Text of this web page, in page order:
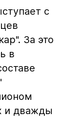
с
За это
в
и дважды